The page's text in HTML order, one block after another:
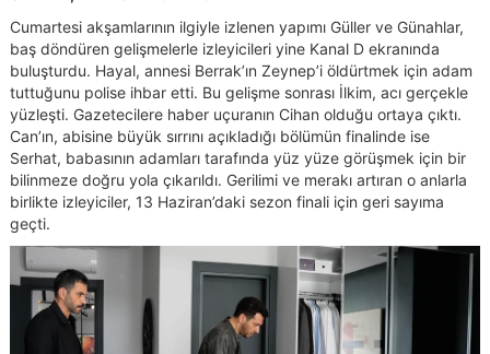
Cumartesi akşamlarının ilgiyle izlenen yapımı Güller ve Günahlar,
baş döndüren gelişmelerle izleyicileri yine Kanal D ekranında
buluşturdu. Hayal, annesi Berrak’ın Zeynep’i öldürtmek için adam
tuttuğunu polise ihbar etti. Bu gelişme sonrası İlkim, acı gerçekle
yüzleşti. Gazetecilere haber uçuranın Cihan olduğu ortaya çıktı.
Can’ın, abisine büyük sırrını açıkladığı bölümün finalinde ise
Serhat, babasının adamları tarafında yüz yüze görüşmek için bir
bilinmeze doğru yola çıkarıldı. Gerilimi ve merakı artıran o anlarla
birlikte izleyiciler, 13 Haziran’daki sezon finali için geri sayıma
geçti.